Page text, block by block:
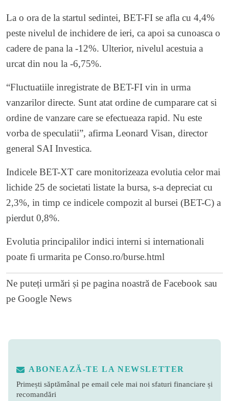
La o ora de la startul sedintei, BET-FI se afla cu 4,4%
peste nivelul de inchidere de ieri, ca apoi sa cunoasca o
cadere de pana la -12%. Ulterior, nivelul acestuia a
urcat din nou la -6,75%.
“Fluctuatiile inregistrate de BET-FI vin in urma
vanzarilor directe. Sunt atat ordine de cumparare cat si
ordine de vanzare care se efectueaza rapid. Nu este
vorba de speculatii”, afirma Leonard Visan, director
general SAI Investica.
Indicele BET-XT care monitorizeaza evolutia celor mai
lichide 25 de societati listate la bursa, s-a depreciat cu
2,3%, in timp ce indicele compozit al bursei (BET-C) a
pierdut 0,8%.
Evolutia principalilor indici interni si internationali
poate fi urmarita pe Conso.ro/burse.html
Ne puteți urmări și pe pagina noastră de Facebook sau
pe Google News
ABONEAZĂ-TE LA NEWSLETTER
Primești săptămânal pe email cele mai noi sfaturi financiare și
recomandări